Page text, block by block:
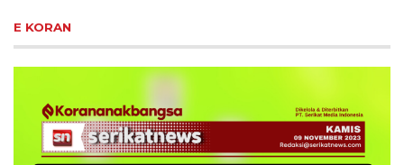
E KORAN